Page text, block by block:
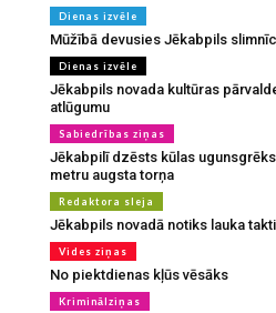
Dienas izvēle
Mūžībā devusies Jēkabpils
Dienas izvēle
Jēkabpils novada kultūras
atlūgumu
Sabiedrības ziņas
Jēkabpilī dzēsts kūlas
metru augsta torņa
Redaktora sleja
Jēkabpils novadā notiks lauka
Vides ziņas
No piektdienas kļūs vēsāks
Kriminālziņas